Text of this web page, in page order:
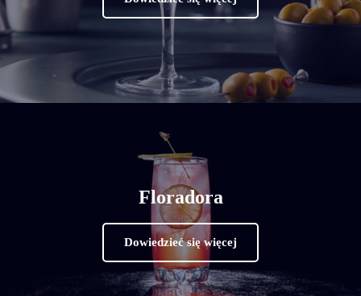
Floradora
Dowiedzieć się więcej